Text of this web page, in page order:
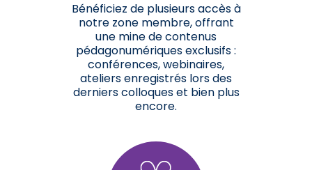
Bénéficiez de plusieurs accès à
notre zone membre, offrant
une mine de contenus
pédagonumériques exclusifs :
conférences, webinaires,
ateliers enregistrés lors des
derniers colloques et bien plus
encore.